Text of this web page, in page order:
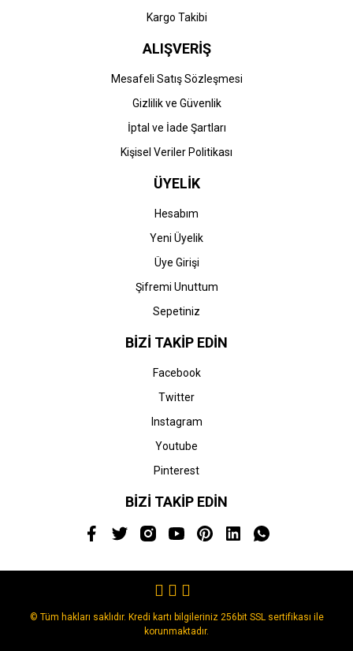
Kargo Takibi
ALIŞVERİŞ
Mesafeli Satış Sözleşmesi
Gizlilik ve Güvenlik
İptal ve İade Şartları
Kişisel Veriler Politikası
ÜYELİK
Hesabım
Yeni Üyelik
Üye Girişi
Şifremi Unuttum
Sepetiniz
BİZİ TAKİP EDİN
Facebook
Twitter
Instagram
Youtube
Pinterest
BİZİ TAKİP EDİN
© Tüm hakları saklıdır. Kredi kartı bilgileriniz 256bit SSL sertifikası ile
korunmaktadır.